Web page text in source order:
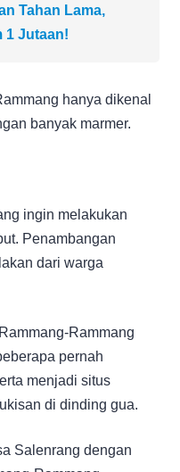
Tahan Lama,
1 Jutaan!
hanya dikenal
banyak marmer.
ingin melakukan
Penambangan
dari warga
Rammang
pernah
menjadi situs
di dinding gua.
Salenrang dengan